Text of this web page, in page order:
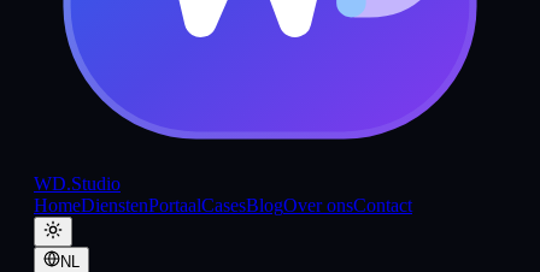
WD.Studio
HomeDienstenPortaalCasesBlogOver onsContact
NL